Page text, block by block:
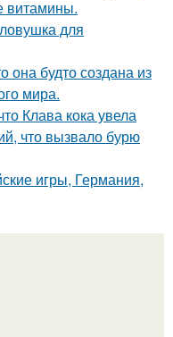
витамины.
для
она будто создана из
мира.
Клава кока увела
что вызвало бурю
игры, Германия,